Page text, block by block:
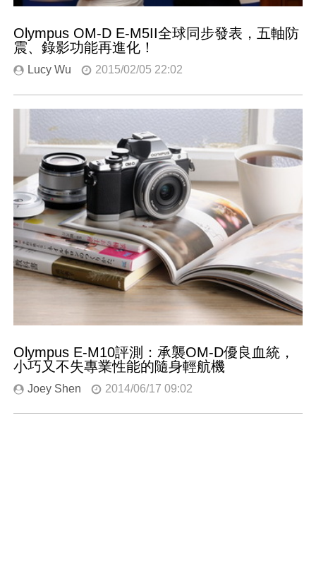
Olympus OM-D E-M5II全球同步發表，五軸防
震、錄影功能再進化！
Lucy Wu 2015/02/05 22:02
Olympus E-M10評測：承襲OM-D優良血統，
小巧又不失專業性能的隨身輕航機
Joey Shen 2014/06/17 09:02